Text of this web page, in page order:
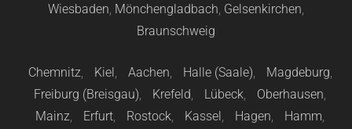
Wiesbaden, Mönchengladbach, Gelsenkirchen,
Braunschweig
Chemnitz, Kiel, Aachen, Halle (Saale), Magdeburg,
Freiburg (Breisgau), Krefeld, Lübeck, Oberhausen,
Mainz, Erfurt, Rostock, Kassel, Hagen, Hamm,